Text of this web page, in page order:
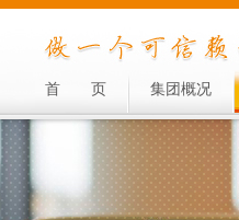
首 页 集团概况